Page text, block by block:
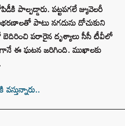
పాల్పడ్డారు. పట్టపగలే జ్యువెలరీ
పాటు నగదును దోచుకుని
పరారైన దృశ్యాలు సీసీ టీవీలో
ఈ ఘటన జరిగింది. ముఖాలకు